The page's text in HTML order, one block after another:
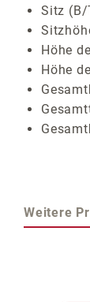
Sitz
Höhe
Höhe
Weitere